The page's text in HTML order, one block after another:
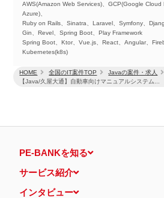
HOME 全国のIT案件TOP Javaの案件・求人
【Java/久屋大通】自動車向けマニュアルシステム...
AWS(Amazon Web Services)、GCP(Google Cloud
Azure)、
Ruby on Rails、Sinatra、Laravel、Symfony、
Gin、Revel、Spring Boot、Play Framework
Spring Boot、Ktor、Vue.js、React、Angular、
Kubernetes(k8s)
PE-BANKを知る
サービス紹介
インタビュー